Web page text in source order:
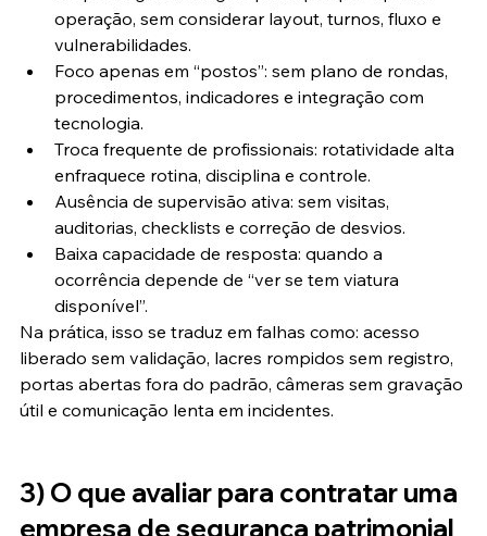
operação, sem considerar layout, turnos, fluxo e
vulnerabilidades.
Foco apenas em “postos”: sem plano de rondas,
procedimentos, indicadores e integração com
tecnologia.
Troca frequente de profissionais: rotatividade alta
enfraquece rotina, disciplina e controle.
Ausência de supervisão ativa: sem visitas,
auditorias, checklists e correção de desvios.
Baixa capacidade de resposta: quando a
ocorrência depende de “ver se tem viatura
disponível”.
Na prática, isso se traduz em falhas como: acesso
liberado sem validação, lacres rompidos sem registro,
portas abertas fora do padrão, câmeras sem gravação
útil e comunicação lenta em incidentes.
3) O que avaliar para contratar uma
empresa de segurança patrimonial